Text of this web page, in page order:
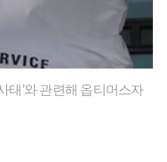
태’와 관련해 옵티머스자